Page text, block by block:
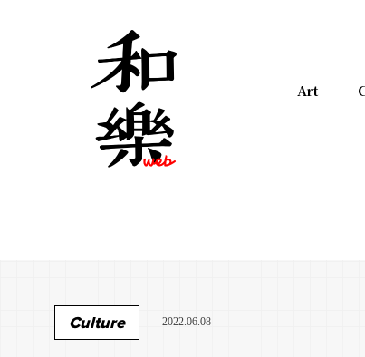
Art
Culture 2022.06.08